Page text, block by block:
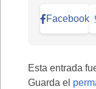
Facebook
Esta entrada
Guarda el